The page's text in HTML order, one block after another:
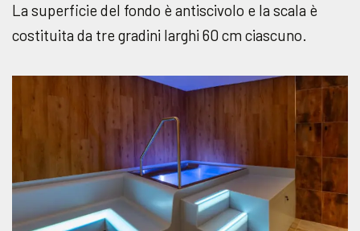
La superficie del fondo è antiscivolo e la scala è
costituita da tre gradini larghi 60 cm ciascuno.